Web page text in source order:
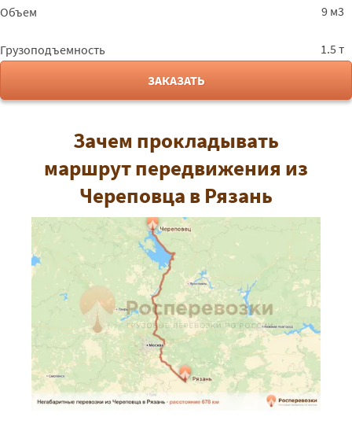
Объем 9 м3
Грузоподъемность
1.5 т
ЗАКАЗАТЬ
Зачем прокладывать
маршрут передвижения из
Череповца в Рязань